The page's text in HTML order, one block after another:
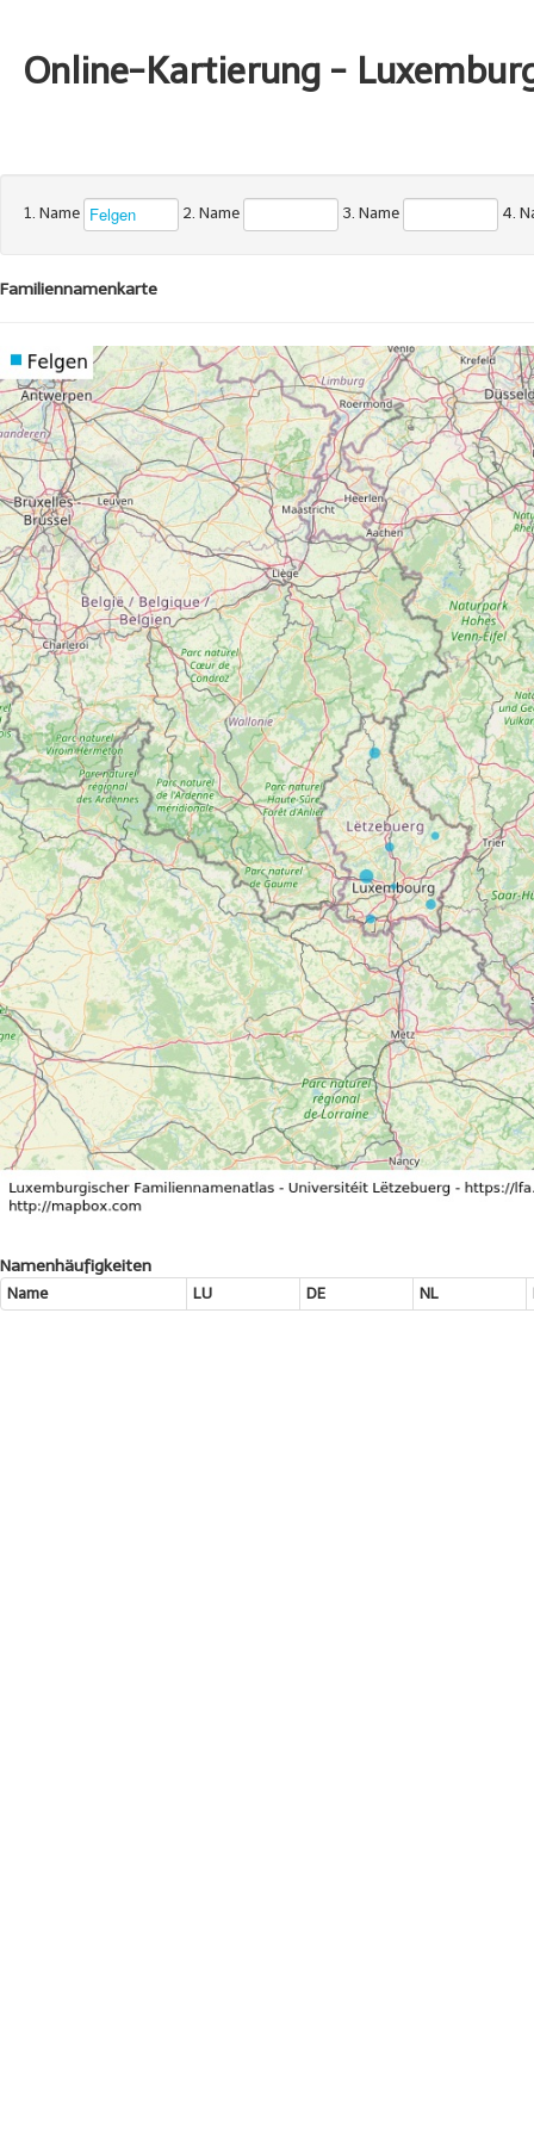
Online-Kartierung -
1. Name 2. Name 3. Name 4.
Familiennamenkarte
Namenhäufigkeiten
Name LU DE NL